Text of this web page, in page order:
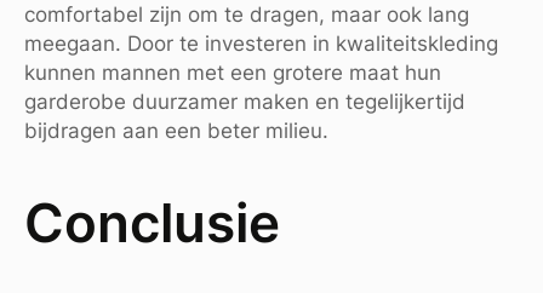
comfortabel zijn om te dragen, maar ook lang
meegaan. Door te investeren in kwaliteitskleding
kunnen mannen met een grotere maat hun
garderobe duurzamer maken en tegelijkertijd
bijdragen aan een beter milieu.
Conclusie